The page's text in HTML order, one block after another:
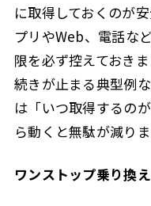
に取得しておくのが
プリやWeb、電話な
限を必ず控えておき
続きが止まる典型例
は「いつ取得するの
ら動くと無駄が減りま
ワンストップ乗り換